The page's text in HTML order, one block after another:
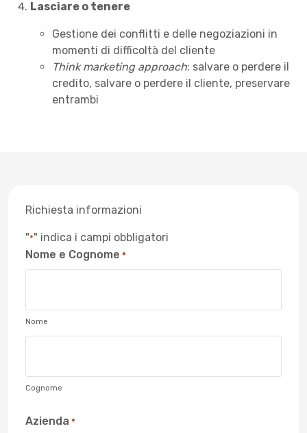
Lasciare o tenere
Gestione dei conflitti e delle negoziazioni in
momenti di difficoltà del cliente
Think marketing approach: salvare o perdere il
credito, salvare o perdere il cliente, preservare
entrambi
Richiesta informazioni
"*" indica i campi obbligatori
Nome e Cognome *
Nome
Cognome
Azienda *